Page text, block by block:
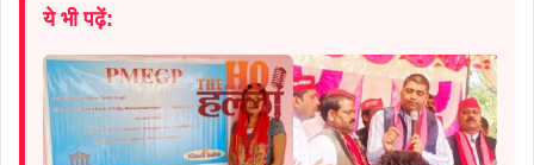
ये भी पढ़ें: